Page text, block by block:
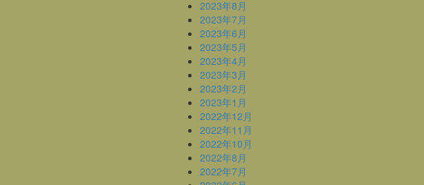
2023年8月
2023年7月
2023年6月
2023年5月
2023年4月
2023年3月
2023年2月
2023年1月
2022年12月
2022年11月
2022年10月
2022年8月
2022年7月